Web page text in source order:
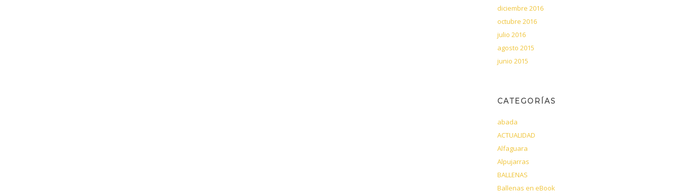
diciembre 2016
octubre 2016
julio 2016
agosto 2015
junio 2015
CATEGORÍAS
abada
ACTUALIDAD
Alfaguara
Alpujarras
BALLENAS
Ballenas en eBook